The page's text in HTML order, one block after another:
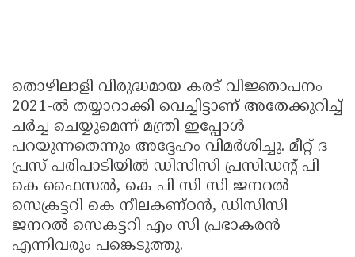
തൊഴിലാളി വിരുദ്ധമായ കരട് വിജ്ഞാപനം
2021-ൽ തയ്യാറാക്കി വെച്ചിട്ടാണ് അതേക്കുറിച്ച്
ചർച്ച ചെയ്യുമെന്ന് മന്ത്രി ഇപ്പോൾ
പറയുന്നതെന്നും അദ്ദേഹം വിമർശിച്ചു. മീറ്റ് ദ
പ്രസ് പരിപാടിയിൽ ഡിസിസി പ്രസിഡൻ്റ് പി
കെ ഫൈസൽ, കെ പി സി സി ജനറൽ
സെക്രട്ടറി കെ നീലകണ്ഠൻ, ഡിസിസി
ജനറൽ സെകട്ടറി എം സി പ്രഭാകരൻ
എന്നിവരും പങ്കെടുത്തു.